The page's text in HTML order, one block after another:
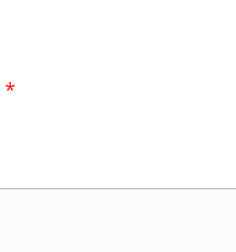
*